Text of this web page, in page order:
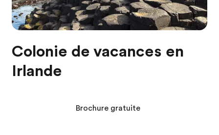
Colonie de vacances en
Irlande
Brochure gratuite